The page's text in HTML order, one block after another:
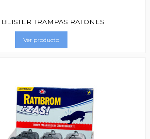
BLISTER TRAMPAS RATONES
Ver producto